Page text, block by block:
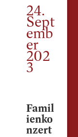
24.
Sept
emb
er
202
3
Famil
ienko
nzert